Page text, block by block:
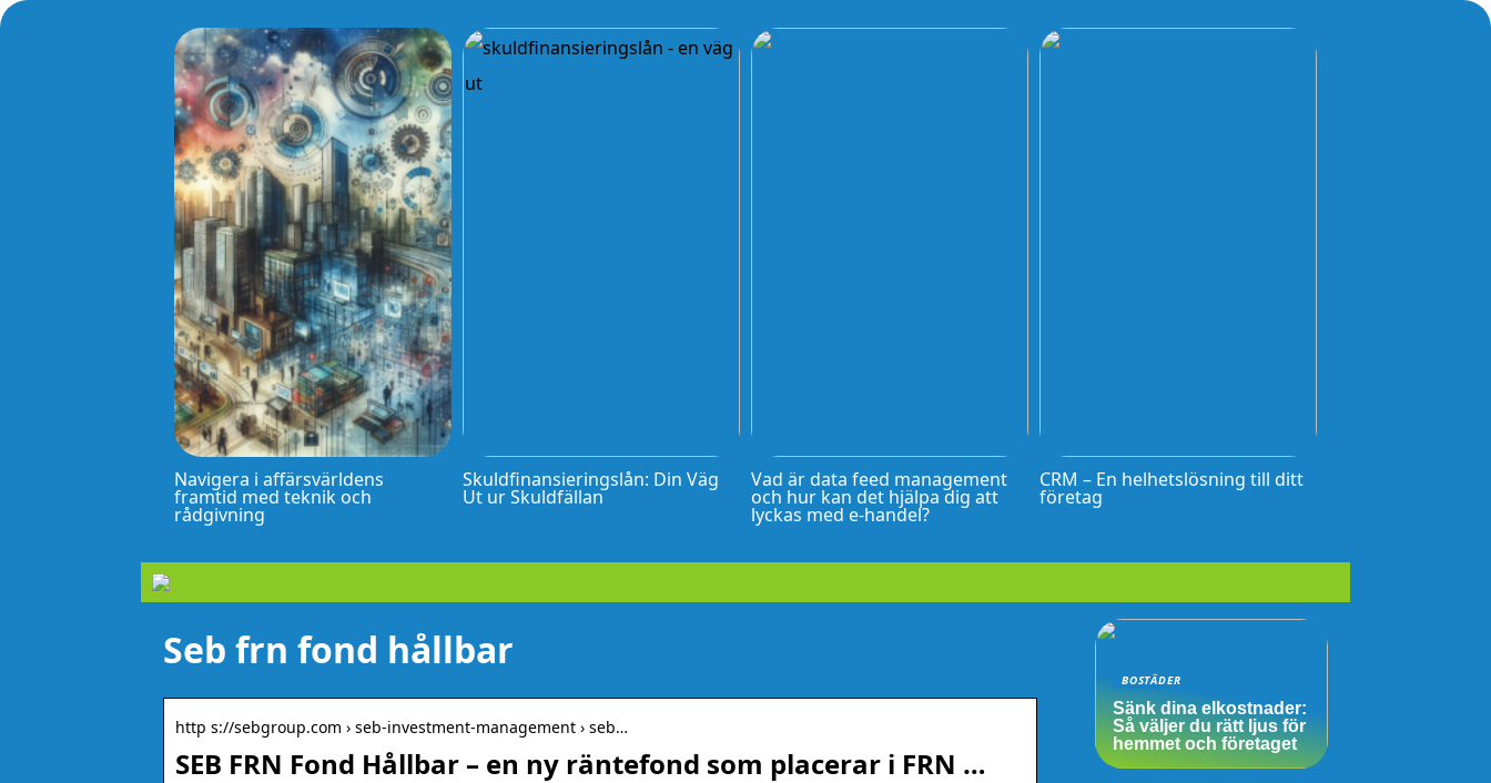
Navigera i affärsvärldens
framtid med teknik och
rådgivning
Skuldfinansieringslån: Din Väg
Ut ur Skuldfällan
Vad är data feed management
och hur kan det hjälpa dig att
lyckas med e-handel?
CRM – En helhetslösning till ditt
företag
Seb frn fond hållbar
http s://sebgroup.com › seb-investment-management › seb…
SEB FRN Fond Hållbar – en ny räntefond som placerar i FRN …
BOSTÄDER
Sänk dina elkostnader:
Så väljer du rätt ljus för
hemmet och företaget